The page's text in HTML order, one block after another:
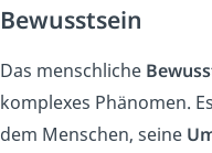
Bewusstsein
Das menschliche
komplexes Phänomen.
dem Menschen, seine